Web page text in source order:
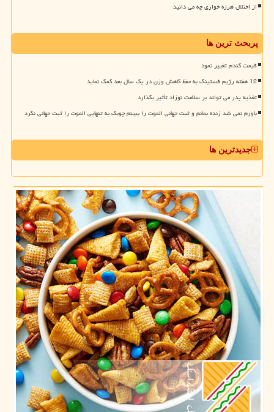
از اختلال هرزه خواری چه می دانید
پربحث ترین ها
قیمت گندم تغییر نمود
12 هفته رژیم فستینگ به حفظ کاهش وزن در یک سال بعد کمک نماید
تغذیه پدر می تواند بر سلامت نوزاد تأثیر بگذارد
باورم نمی شد زنده بمانم و ثبت جهانی الموت را ببینم چوبک به تنهایی الموت را ثبت جهانی نکرد
جدیدترین ها